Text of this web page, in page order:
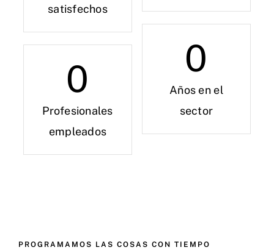
0
Años en el
sector
satisfechos
0
Profesionales
empleados
PROGRAMAMOS LAS COSAS CON TIEMPO